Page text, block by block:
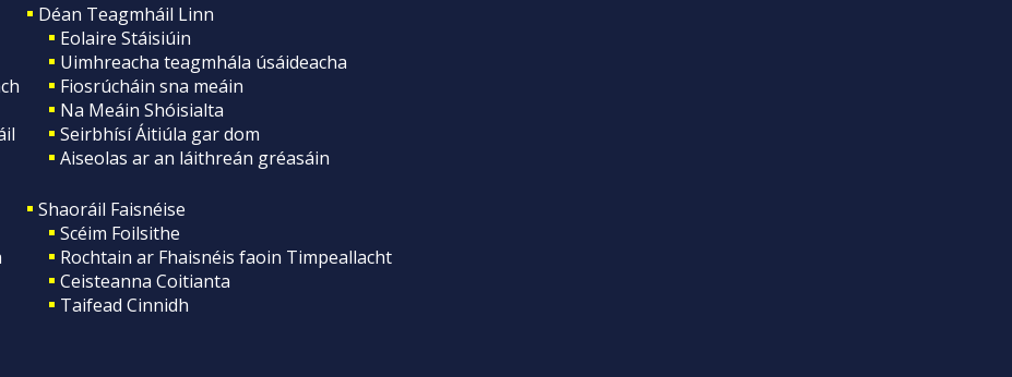
Déan Teagmháil Linn
Eolaire Stáisiúin
Uimhreacha teagmhála úsáideacha
Fiosrúcháin sna meáin
Na Meáin Shóisialta
Seirbhísí Áitiúla gar dom
Aiseolas ar an láithreán gréasáin
Shaoráil Faisnéise
Scéim Foilsithe
Rochtain ar Fhaisnéis faoin Timpeallacht
Ceisteanna Coitianta
Taifead Cinnidh